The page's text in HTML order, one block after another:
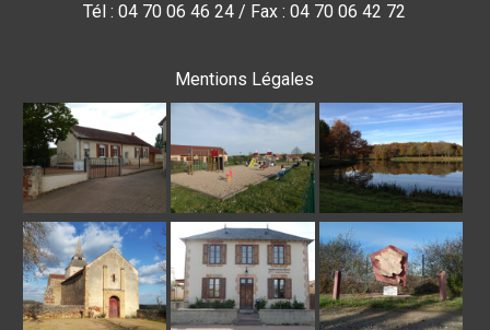
Tél : 04 70 06 46 24 / Fax : 04 70 06 42 72
Mentions Légales